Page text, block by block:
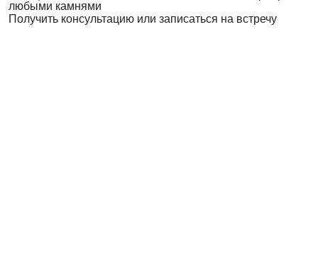
любыми камнями
Получить консультацию или записаться на встречу